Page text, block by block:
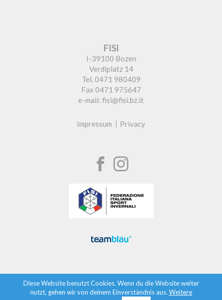
FISI
I-39100 Bozen
Verdiplatz 14
Tel. 0471 980409
Fax 0471 975647
e-mail: fisi@fisi.bz.it
Impressum Privacy
Diese Website benutzt Cookies. Wenn du die Website weiter
nutzt, gehen wir von deinem Einverständnis aus. Weitere